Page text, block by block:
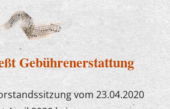
Gebührenerstattung
vom 23.04.2020